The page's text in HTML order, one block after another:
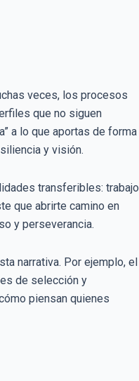
veces, los procesos
que no siguen
a lo que aportas de forma
y visión.
transferibles: trabajo
que abrirte camino en
y perseverancia.
narrativa. Por ejemplo, el
de selección y
piensan quienes